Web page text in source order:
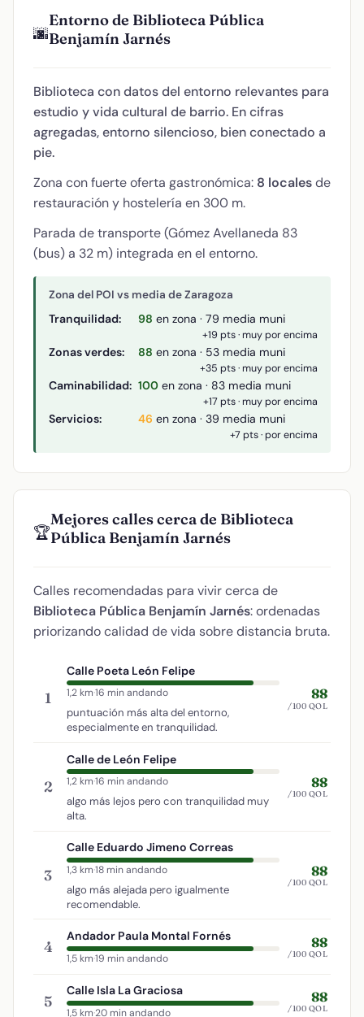
🌆
Entorno de Biblioteca Pública
Benjamín Jarnés
Biblioteca con datos del entorno relevantes para
estudio y vida cultural de barrio. En cifras
agregadas, entorno silencioso, bien conectado a
pie.
Zona con fuerte oferta gastronómica: 8 localesde
restauración y hostelería en 300 m.
Parada de transporte (Gómez Avellaneda 83
(bus) a 32 m) integrada en el entorno.
Zona del POI vs media de Zaragoza
Tranquilidad: 98 en zona · 79 media muni
+19 pts · muy por encima
Zonas verdes: 88 en zona · 53 media muni
+35 pts · muy por encima
Caminabilidad: 100 en zona · 83 media muni
+17 pts · muy por encima
Servicios: 46 en zona · 39 media muni
+7 pts · por encima
🏆
Mejores calles cerca de Biblioteca
Pública Benjamín Jarnés
Calles recomendadas para vivir cerca de
Biblioteca Pública Benjamín Jarnés: ordenadas
priorizando calidad de vida sobre distancia bruta.
1
Calle Poeta León Felipe
1,2 km·16 min andando
puntuación más alta del entorno,
especialmente en tranquilidad.
88
/100 QOL
2
Calle de León Felipe
1,2 km·16 min andando
algo más lejos pero con tranquilidad muy
alta.
88
/100 QOL
3
Calle Eduardo Jimeno Correas
1,3 km·18 min andando
algo más alejada pero igualmente
recomendable.
88
/100 QOL
4
Andador Paula Montal Fornés
1,5 km·19 min andando
88
/100 QOL
5
Calle Isla La Graciosa
1,5 km·20 min andando
88
/100 QOL